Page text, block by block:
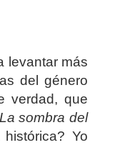
levantar más
del género
verdad, que
La sombra del
Yo